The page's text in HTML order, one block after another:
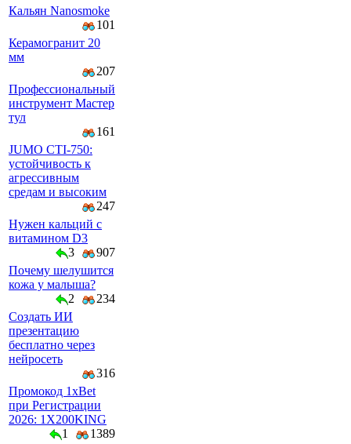
Кальян Nanosmoke
101
Керамогранит 20
мм
207
Профессиональный
инструмент Мастер
тул
161
JUMO CTI-750:
устойчивость к
агрессивным
средам и высоким
247
Нужен кальций с
витамином D3
3
907
Почему шелушится
кожа у малыша?
2
234
Создать ИИ
презентацию
бесплатно через
нейросеть
316
Промокод 1xBet
при Регистрации
2026: 1X200KING
1
1389